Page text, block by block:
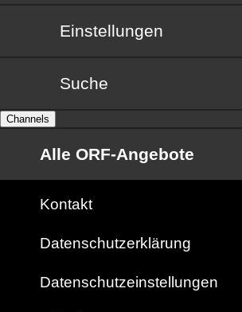
Einstellungen
Suche
Channels
Alle ORF-Angebote
Kontakt
Datenschutzerklärung
Datenschutzeinstellungen